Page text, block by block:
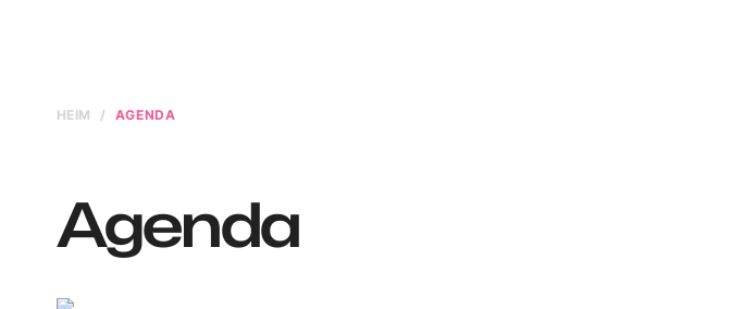
HEIM AGENDA
Agenda